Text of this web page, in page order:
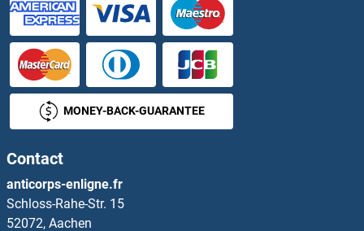
PON2 Anticorps
PON3 Anticorps
POP1 Anticorps
POP5 Anticorps
POP7 Anticorps
POPDC2 Anticorps
MONEY-BACK-GUARANTEE
Contact
anticorps-enligne.fr
Schloss-Rahe-Str. 15
52072, Aachen